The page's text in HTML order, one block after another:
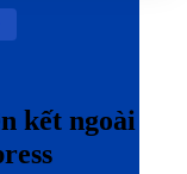
kết ngoài